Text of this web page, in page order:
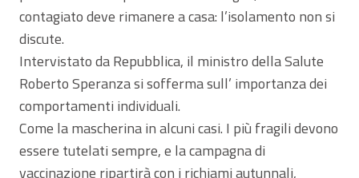
contagiato deve rimanere a casa: l’isolamento non si
discute.
Intervistato da Repubblica, il ministro della Salute
Roberto Speranza si sofferma sull’ importanza dei
comportamenti individuali.
Come la mascherina in alcuni casi. I più fragili devono
essere tutelati sempre, e la campagna di
vaccinazione ripartirà con i richiami autunnali,